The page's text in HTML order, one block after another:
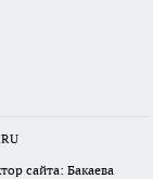
сайта: Бакаева